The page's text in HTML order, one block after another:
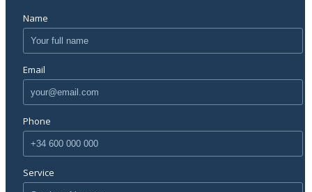
Name
Email
Phone
Service